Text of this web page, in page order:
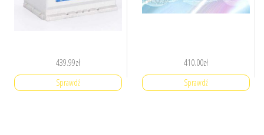
439.99zł
Sprawdź
410.00zł
Sprawdź